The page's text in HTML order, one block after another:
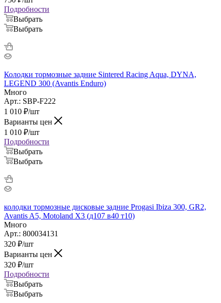
Подробности
Выбрать
Выбрать
Колодки тормозные задние Sintered Racing Aqua, DYNA,
LEGEND 300 (Avantis Enduro)
Много
Арт.: SBP-F222
1 010 ₽/шт
Варианты цен
1 010 ₽/шт
Подробности
Выбрать
Выбрать
колодки тормозные дисковые задние Progasi Ibiza 300, GR2,
Avantis A5, Motoland X3 (д107 в40 т10)
Много
Арт.: 800034131
320 ₽/шт
Варианты цен
320 ₽/шт
Подробности
Выбрать
Выбрать